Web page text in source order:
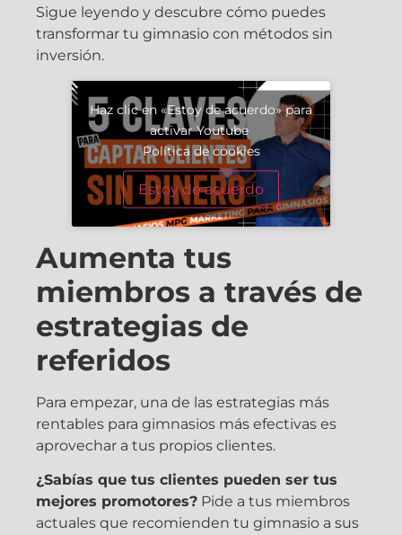
Sigue leyendo y descubre cómo puedes
transformar tu gimnasio con métodos sin
inversión.
Haz clic en «Estoy de acuerdo» para
activar Youtube
Política de cookies
Estoy de acuerdo
Aumenta tus
miembros a través de
estrategias de
referidos
Para empezar, una de las estrategias más
rentables para gimnasios más efectivas es
aprovechar a tus propios clientes.
¿Sabías que tus clientes pueden ser tus
mejores promotores? Pide a tus miembros
actuales que recomienden tu gimnasio a sus